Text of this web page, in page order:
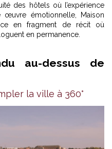
des
hôtels où l’expérience
œuvre émotionnelle, Maison
en fragment de récit où
en permanence.
au-dessus de
la ville à 360°